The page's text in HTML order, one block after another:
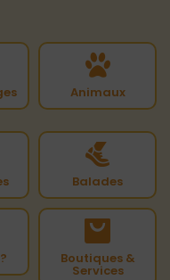
Animaux
Balades
Boutiques &
Services